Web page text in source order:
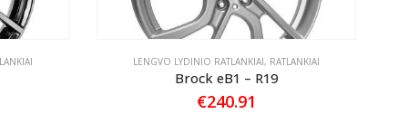
LENGVO LYDINIO RATLANKIAI, RATLANKIAI
Brock eB1 – R19
€240.91